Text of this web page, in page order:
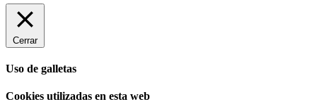
Cerrar
Uso de galletas
Cookies utilizadas en esta web